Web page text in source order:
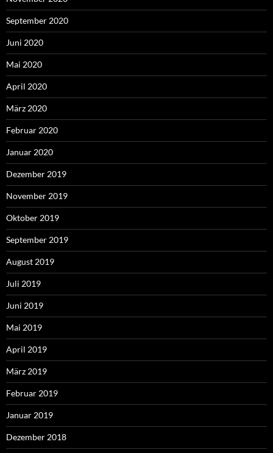
September 2020
Juni 2020
Mai 2020
April 2020
März 2020
Februar 2020
Januar 2020
Dezember 2019
November 2019
Oktober 2019
September 2019
August 2019
Juli 2019
Juni 2019
Mai 2019
April 2019
März 2019
Februar 2019
Januar 2019
Dezember 2018